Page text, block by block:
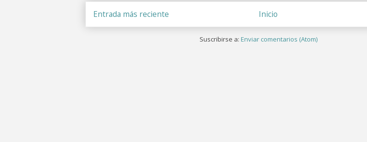
Entrada más reciente Inicio
Suscribirse a: Enviar comentarios (Atom)